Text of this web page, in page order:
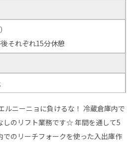
それぞれ15分休憩
ルニーニョに負けるな！ 冷蔵倉庫内で
しのリフト業務です☆ 年間を通して5
のリーチフォークを使った入出庫作